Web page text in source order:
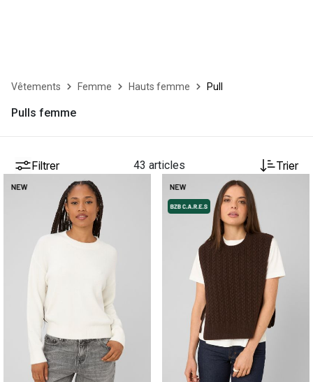
Vêtements Femme Hauts femme Pull
Pulls femme
Filtrer 43 articles Trier